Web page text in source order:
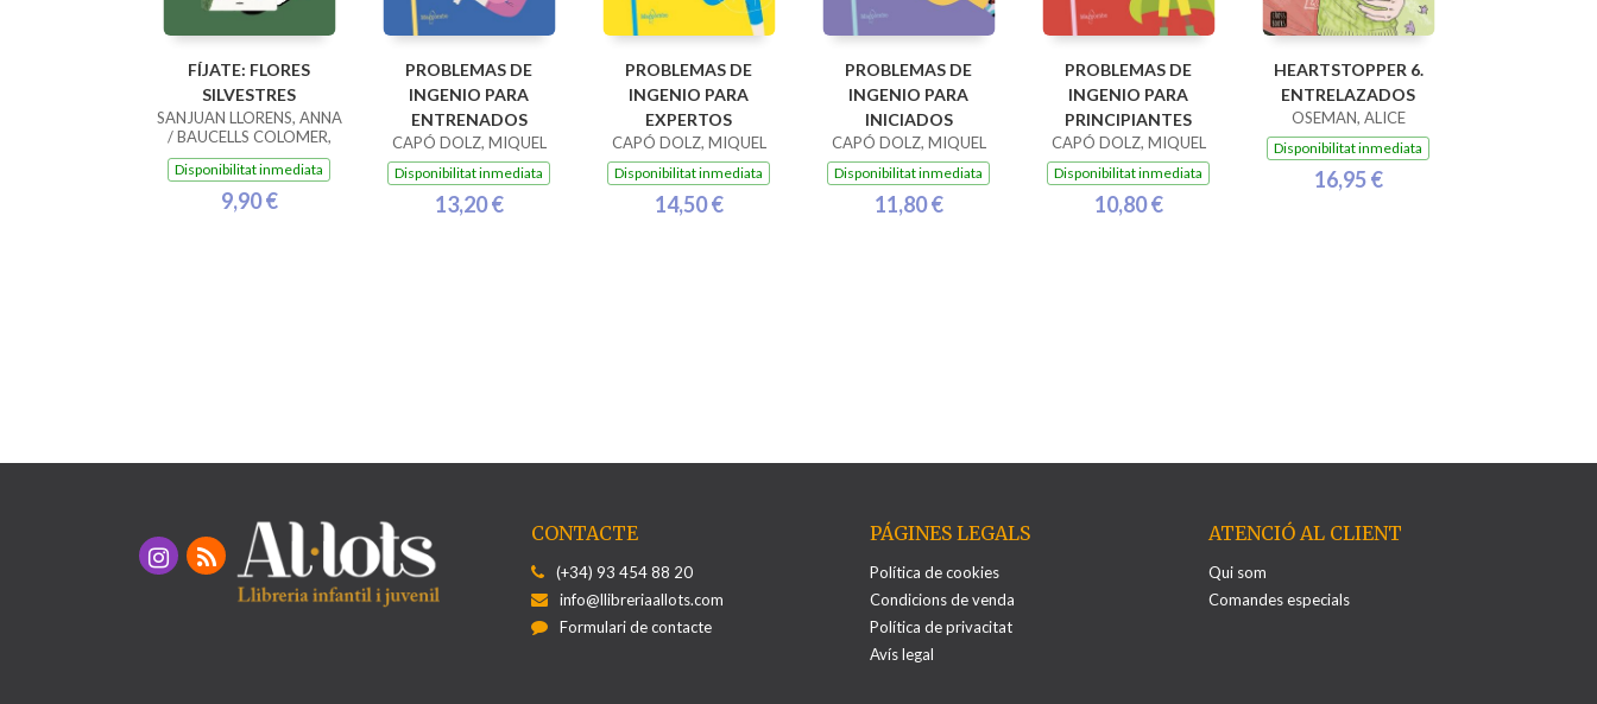
FÍJATE: FLORES
SILVESTRES
SANJUAN LLORENS, ANNA
/ BAUCELLS COLOMER,
RAMON
Disponibilitat inmediata
9,90 €
PROBLEMAS DE
INGENIO PARA
ENTRENADOS
CAPÓ DOLZ, MIQUEL
Disponibilitat inmediata
13,20 €
PROBLEMAS DE
INGENIO PARA
EXPERTOS
CAPÓ DOLZ, MIQUEL
Disponibilitat inmediata
14,50 €
PROBLEMAS DE
INGENIO PARA
INICIADOS
CAPÓ DOLZ, MIQUEL
Disponibilitat inmediata
11,80 €
PROBLEMAS DE
INGENIO PARA
PRINCIPIANTES
CAPÓ DOLZ, MIQUEL
Disponibilitat inmediata
10,80 €
HEARTSTOPPER 6.
ENTRELAZADOS
OSEMAN, ALICE
Disponibilitat inmediata
16,95 €
CONTACTE
(+34) 93 454 88 20
info@llibreriaallots.com
Formulari de contacte
PÁGINES LEGALS
Política de cookies
Condicions de venda
Política de privacitat
Avís legal
ATENCIÓ AL CLIENT
Qui som
Comandes especials